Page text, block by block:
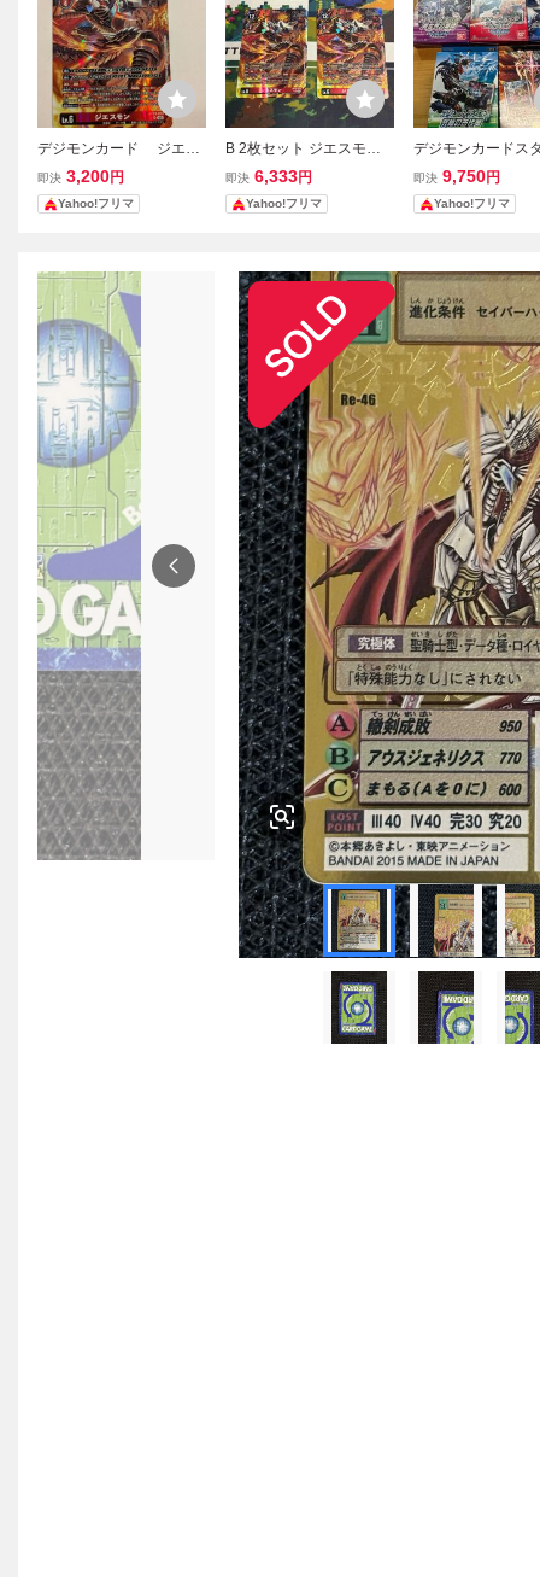
デジモンカード ジエス
モン パラレル
即決 3,200円
Yahoo!フリマ
B 2枚セット ジエスモン B
T23-013 SR パラレル デ
ジモン デジモンカード
即決 6,333円
Yahoo!フリマ
デジモンカードス
デッキ 5種セット
の軍師 ジエスモン
ォースブイドラモ
即決 9,750円
Yahoo!フリマ